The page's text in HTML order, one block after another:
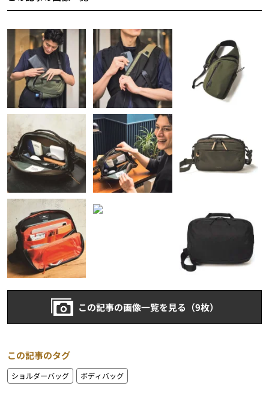
この記事の画像一覧を見る（9枚）
この記事のタグ
ショルダーバッグ ボディバッグ